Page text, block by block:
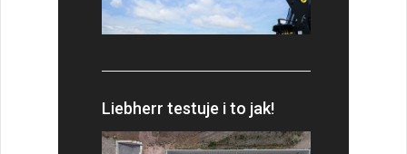
Liebherr testuje i to jak!